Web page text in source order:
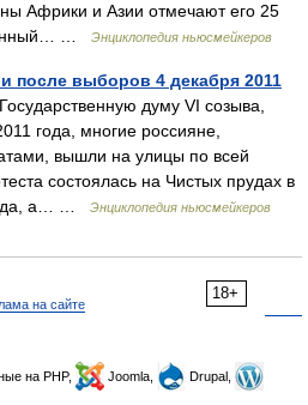
Африки и Азии отмечают его 25
…
Энциклопедия ньюсмейкеров
после выборов 4 декабря 2011
думу VI созыва,
года, многие россияне,
вышли на улицы по всей
состоялась на Чистых прудах в
а… …
Энциклопедия ньюсмейкеров
18+
на сайте
на PHP, Joomla,
Drupal,